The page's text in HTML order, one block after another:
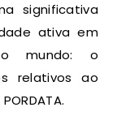
significativa
ativa em
mundo: o
relativos ao